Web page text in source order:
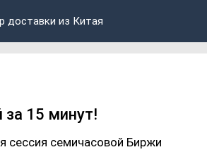
доставки из Китая
за 15 минут!
сессия семичасовой Биржи